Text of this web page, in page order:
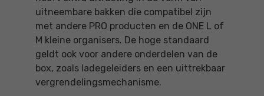
uitneembare bakken die compatibel zijn
met andere PRO producten en de ONE L of
M kleine organisers. De hoge standaard
geldt ook voor andere onderdelen van de
box, zoals ladegeleiders en een uittrekbaar
vergrendelingsmechanisme.